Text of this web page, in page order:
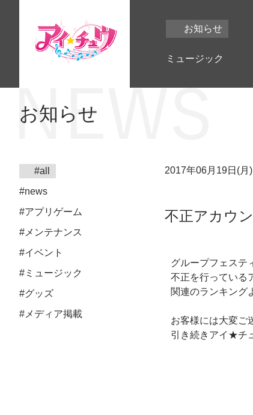
お知らせ
ミュージック
お知らせ
#all
#news
#アプリゲーム
#メンテナンス
#イベント
#ミュージック
#グッズ
#メディア掲載
2017年06月19日(月)
不正アカウ
グループフェステ
不正を行っている
関連のランキング
お客様には大変ご
引き続きアイ★チ